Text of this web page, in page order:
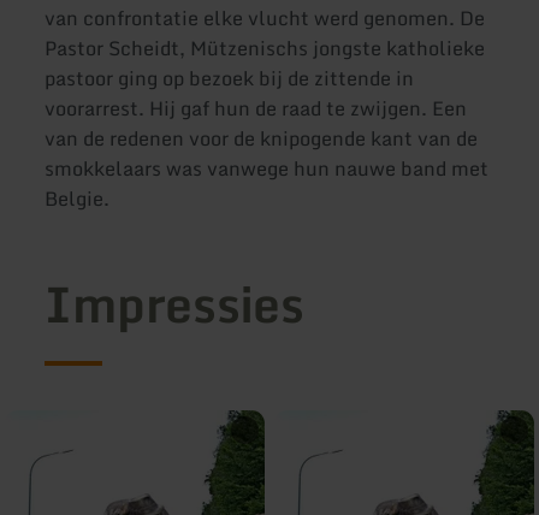
van confrontatie elke vlucht werd genomen. De
Pastor Scheidt, Mützenischs jongste katholieke
pastoor ging op bezoek bij de zittende in
voorarrest. Hij gaf hun de raad te zwijgen. Een
van de redenen voor de knipogende kant van de
smokkelaars was vanwege hun nauwe band met
Belgie.
Impressies